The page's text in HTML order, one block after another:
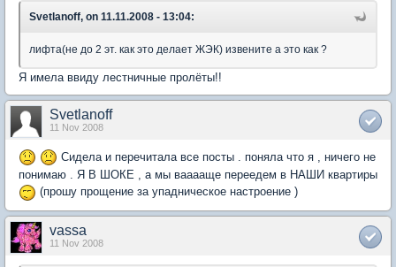
Svetlanoff, on 11.11.2008 - 13:04:
лифта(не до 2 эт. как это делает ЖЭК) извените а это как ?
Я имела ввиду лестничные пролёты!!
Svetlanoff
11 Nov 2008
Сидела и перечитала все посты . поняла что я , ничего не
понимаю . Я В ШОКЕ , а мы вааааще переедем в НАШИ квартиры
(прошу прощение за упадническое настроение )
vassa
11 Nov 2008